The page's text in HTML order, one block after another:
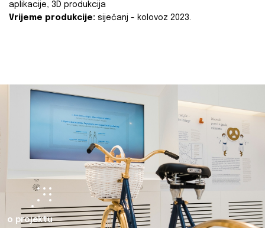
aplikacije, 3D produkcija
Vrijeme produkcije: siječanj - kolovoz 2023.
o projektu